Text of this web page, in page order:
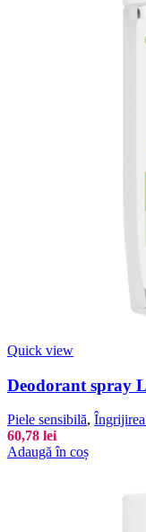
Quick view
Deodorant spray
Piele sensibilă,
60,78 lei
Adaugă în coș